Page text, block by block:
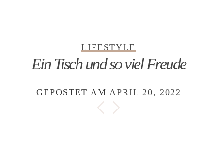
LIFESTYLE
Ein Tisch und so viel Freude
GEPOSTET AM APRIL 20, 2022